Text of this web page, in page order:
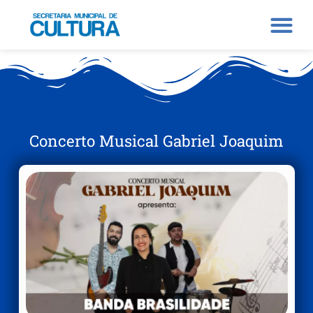
Concerto Musical Gabriel Joaquim